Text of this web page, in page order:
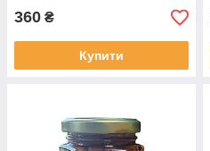
360 ₴
Купити